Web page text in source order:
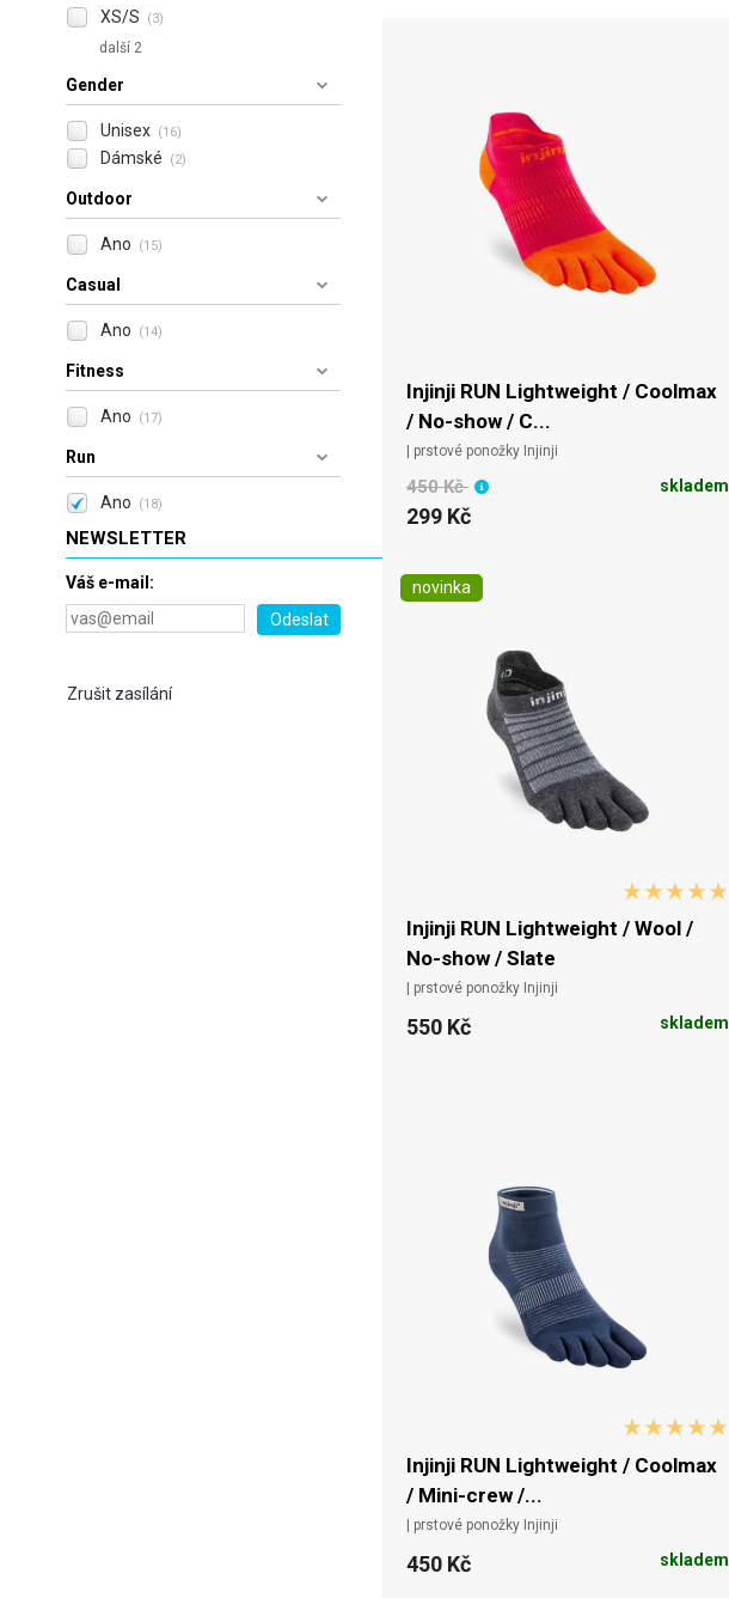
XS/S (3)
další 2
Gender
Unisex (16)
Dámské (2)
Outdoor
Ano (15)
Casual
Ano (14)
Fitness
Ano (17)
Run
Ano (18)
NEWSLETTER
Váš e-mail:
Zrušit zasílání
Injinji RUN Lightweight / Coolmax
/ No-show / C...
| prstové ponožky Injinji
450 Kč
299 Kč
skladem
novinka
Injinji RUN Lightweight / Wool /
No-show / Slate
| prstové ponožky Injinji
550 Kč skladem
Injinji RUN Lightweight / Coolmax
/ Mini-crew /...
| prstové ponožky Injinji
450 Kč skladem